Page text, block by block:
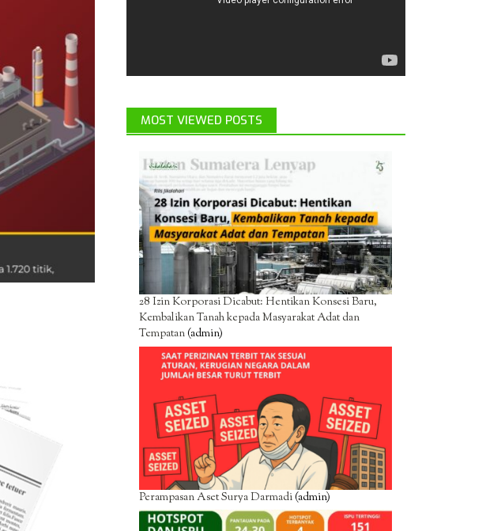
MOST VIEWED POSTS
28 Izin Korporasi Dicabut: Hentikan Konsesi Baru,
Kembalikan Tanah kepada Masyarakat Adat dan
Tempatan(admin)
Perampasan Aset Surya Darmadi(admin)